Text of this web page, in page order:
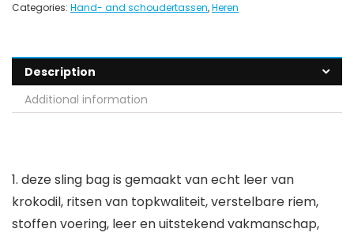
Categories: Hand- and schoudertassen,Heren
Description
Additional information
1. deze sling bag is gemaakt van echt leer van
krokodil, ritsen van topkwaliteit, verstelbare riem,
stoffen voering, leer en uitstekend vakmanschap,